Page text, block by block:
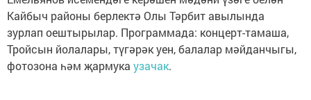
Кайбыч районы берлектә Олы Тәрбит авылында
зурлап оештырылар. Программада: концерт-тамаша,
Тройсын йолалары, түгәрәк уен, балалар мәйданчыгы,
фотозона һәм җармука узачак.